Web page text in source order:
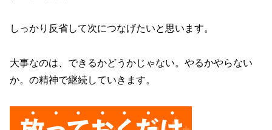
しっかり反省して次につなげたいと思います。
大事なのは、できるかどうかじゃない。やるかやらない
か。の精神で継続していきます。